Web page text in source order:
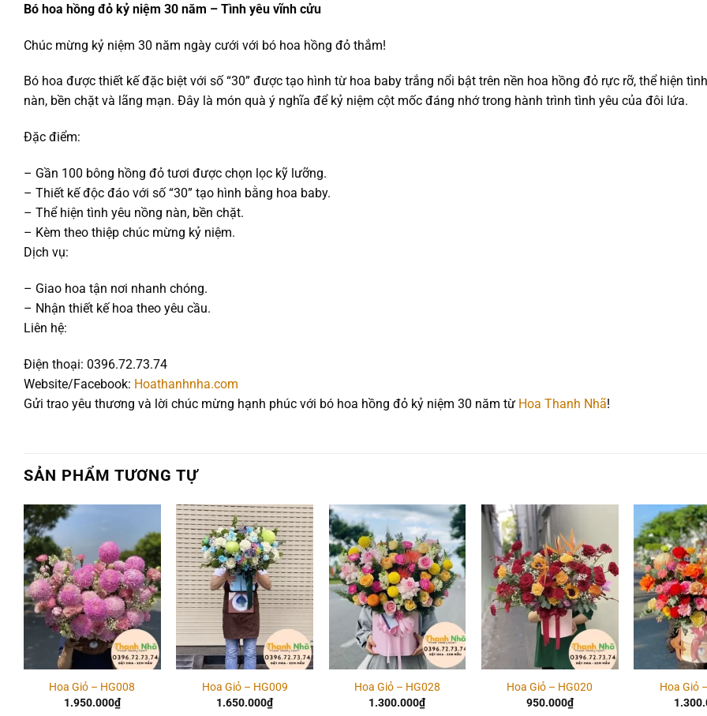
Bó hoa hồng đỏ kỷ niệm 30 năm – Tình yêu vĩnh cửu
Chúc mừng kỷ niệm 30 năm ngày cưới với bó hoa hồng đỏ thắm!
Bó hoa được thiết kế đặc biệt với số “30” được tạo hình từ hoa baby trắng nổi bật trên nền hoa hồng đỏ rực rỡ, thể hiện
nàn, bền chặt và lãng mạn. Đây là món quà ý nghĩa để kỷ niệm cột mốc đáng nhớ trong hành trình tình yêu của đôi lứa.
Đặc điểm:
– Gần 100 bông hồng đỏ tươi được chọn lọc kỹ lưỡng.
– Thiết kế độc đáo với số “30” tạo hình bằng hoa baby.
– Thể hiện tình yêu nồng nàn, bền chặt.
– Kèm theo thiệp chúc mừng kỷ niệm.
Dịch vụ:
– Giao hoa tận nơi nhanh chóng.
– Nhận thiết kế hoa theo yêu cầu.
Liên hệ:
Điện thoại: 0396.72.73.74
Website/Facebook: Hoathanhnha.com
Gửi trao yêu thương và lời chúc mừng hạnh phúc với bó hoa hồng đỏ kỷ niệm 30 năm từ Hoa Thanh Nhã!
SẢN PHẨM TƯƠNG TỰ
Add to
wishlist
Hoa Giỏ – HG008
1.950.000₫
Add to
wishlist
Hoa Giỏ – HG009
1.650.000₫
Add to
wishlist
Hoa Giỏ – HG028
1.300.000₫
Add to
wishlist
Hoa Giỏ – HG020
950.000₫
Hoa Giỏ